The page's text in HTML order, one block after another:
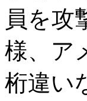
員を攻
様、ア
桁違い